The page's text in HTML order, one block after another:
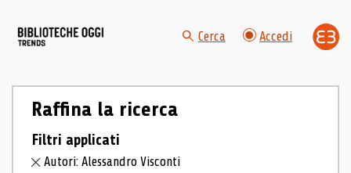
Cerca Accedi
Raffina la ricerca
Filtri applicati
Autori: Alessandro Visconti